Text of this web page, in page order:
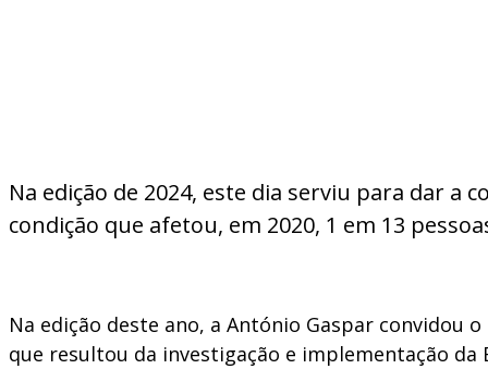
Na edição de 2024, este dia serviu para dar a
condição que afetou, em 2020, 1 em 13
Na edição deste ano, a António Gaspar convidou o
que resultou da investigação e implementação da